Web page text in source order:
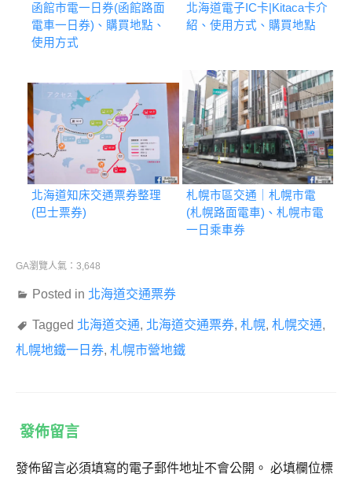
函館市電一日券(函館路面
電車一日券)、購買地點、
使用方式
北海道電子IC卡|Kitaca卡介
紹、使用方式、購買地點
北海道知床交通票券整理
(巴士票券)
札幌市區交通｜札幌市電
(札幌路面電車)、札幌市電
一日乘車券
GA瀏覽人氣：3,648
Posted in 北海道交通票券
Tagged 北海道交通, 北海道交通票券, 札幌, 札幌交通,
札幌地鐵一日券, 札幌市營地鐵
發佈留言
發佈留言必須填寫的電子郵件地址不會公開。 必填欄位標